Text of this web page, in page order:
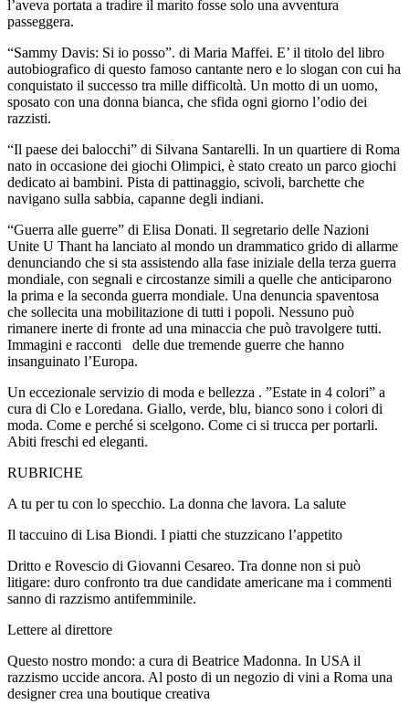
l’aveva portata a tradire il marito fosse solo una avventura
passeggera.
“Sammy Davis: Si io posso”. di Maria Maffei. E’ il titolo del libro
autobiografico di questo famoso cantante nero e lo slogan con cui ha
conquistato il successo tra mille difficoltà. Un motto di un uomo,
sposato con una donna bianca, che sfida ogni giorno l’odio dei
razzisti.
“Il paese dei balocchi” di Silvana Santarelli. In un quartiere di Roma
nato in occasione dei giochi Olimpici, è stato creato un parco giochi
dedicato ai bambini. Pista di pattinaggio, scivoli, barchette che
navigano sulla sabbia, capanne degli indiani.
“Guerra alle guerre” di Elisa Donati. Il segretario delle Nazioni
Unite U Thant ha lanciato al mondo un drammatico grido di allarme
denunciando che si sta assistendo alla fase iniziale della terza guerra
mondiale, con segnali e circostanze simili a quelle che anticiparono
la prima e la seconda guerra mondiale. Una denuncia spaventosa
che sollecita una mobilitazione di tutti i popoli. Nessuno può
rimanere inerte di fronte ad una minaccia che può travolgere tutti.
Immagini e racconti delle due tremende guerre che hanno
insanguinato l’Europa.
Un eccezionale servizio di moda e bellezza . ”Estate in 4 colori” a
cura di Clo e Loredana. Giallo, verde, blu, bianco sono i colori di
moda. Come e perché si scelgono. Come ci si trucca per portarli.
Abiti freschi ed eleganti.
RUBRICHE
A tu per tu con lo specchio. La donna che lavora. La salute
Il taccuino di Lisa Biondi. I piatti che stuzzicano l’appetito
Dritto e Rovescio di Giovanni Cesareo. Tra donne non si può
litigare: duro confronto tra due candidate americane ma i commenti
sanno di razzismo antifemminile.
Lettere al direttore
Questo nostro mondo: a cura di Beatrice Madonna. In USA il
razzismo uccide ancora. Al posto di un negozio di vini a Roma una
designer crea una boutique creativa